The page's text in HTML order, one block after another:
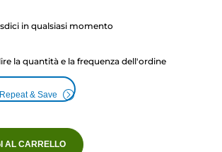
in qualsiasi momento
la quantità e la frequenza dell'ordine
& Save
AL CARRELLO